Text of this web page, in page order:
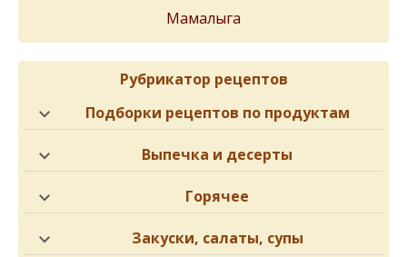
Мамалыга
Рубрикатор рецептов
Подборки рецептов по продуктам
Выпечка и десерты
Горячее
Закуски, салаты, супы